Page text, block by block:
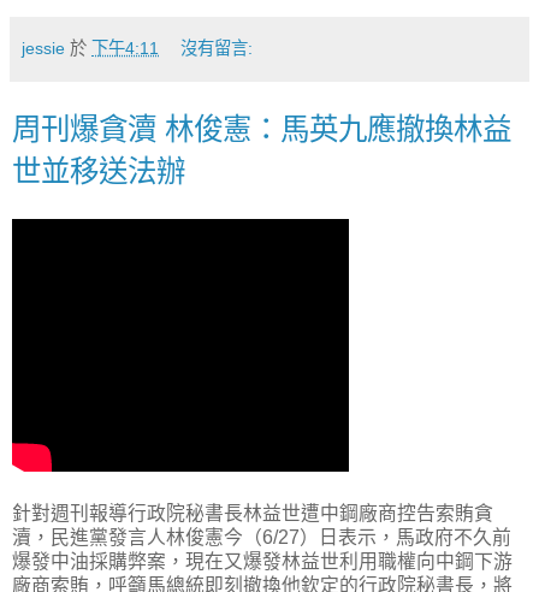
jessie 於 下午4:11 沒有留言:
周刊爆貪瀆 林俊憲：馬英九應撤換林益
世並移送法辦
針對週刊報導行政院秘書長林益世遭中鋼廠商控告索賄貪
瀆，民進黨發言人林俊憲今（6/27）日表示，馬政府不久前
爆發中油採購弊案，現在又爆發林益世利用職權向中鋼下游
廠商索賄，呼籲馬總統即刻撤換他欽定的行政院秘書長，將